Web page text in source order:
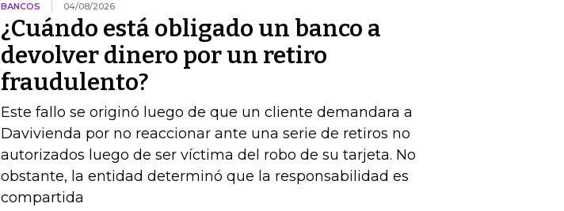
BANCOS 04/08/2026
¿Cuándo está obligado un banco a
devolver dinero por un retiro
fraudulento?
Este fallo se originó luego de que un cliente demandara a
Davivienda por no reaccionar ante una serie de retiros no
autorizados luego de ser víctima del robo de su tarjeta. No
obstante, la entidad determinó que la responsabilidad es
compartida